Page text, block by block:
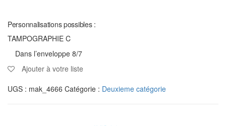
Personnalisations possibles :
TAMPOGRAPHIE C
Dans l’enveloppe 8/7
Ajouter à votre liste
UGS : mak_4666 Catégorie : Deuxieme catégorie